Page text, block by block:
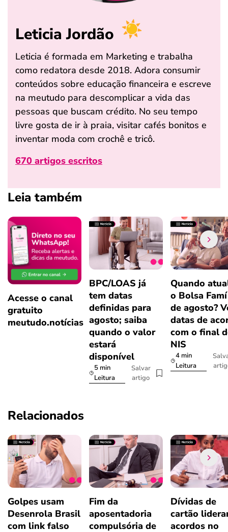
Leticia Jordão
Leticia é formada em Marketing e trabalha
como redatora desde 2018. Adora consumir
conteúdos sobre educação financeira e escreve
na meutudo para descomplicar a vida das
pessoas que buscam crédito. No seu tempo
livre gosta de ir à praia, visitar cafés bonitos e
inventar moda com crochê e tricô.
670 artigos escritos
Leia também
Acesse o canal
gratuito
meutudo.notícias
BPC/LOAS já
tem datas
definidas para
agosto; saiba
quando o valor
estará
disponível
5 min
Leitura
Salvar
artigo
Quando
o Bolsa
de agosto?
datas de
com o final
NIS
4 min
Leitura
Relacionados
Golpes usam
Desenrola Brasil
com link falso
Fim da
aposentadoria
compulsória de
Dívidas de
cartão
acordos no